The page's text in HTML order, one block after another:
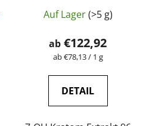
Extrakt | GreenGuru
ist
von
Auf Lager(>5 g)
ab €122,92
Verkaufspreis:
ab €78,13 / 1 g
DETAIL